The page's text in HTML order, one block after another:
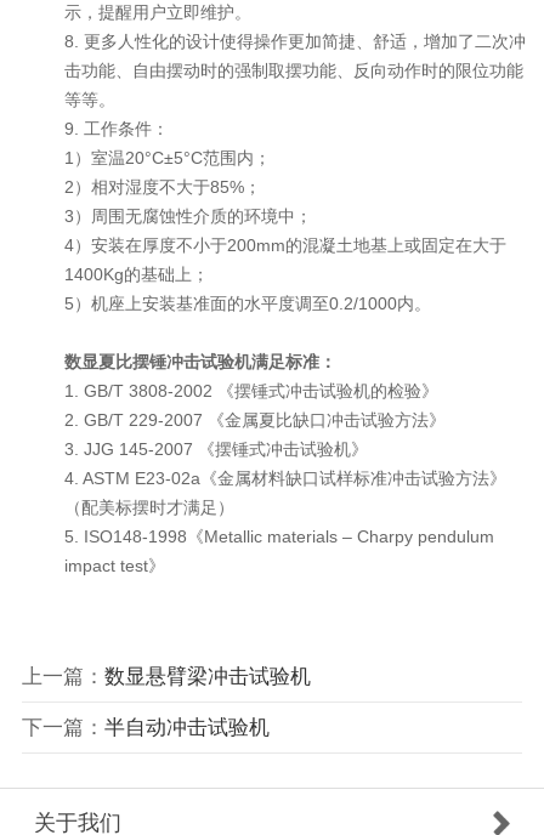
示，提醒用户立即维护。
8. 更多人性化的设计使得操作更加简捷、舒适，增加了二次冲
击功能、自由摆动时的强制取摆功能、反向动作时的限位功能
等等。
9. 工作条件：
1）室温20°C±5°C范围内；
2）相对湿度不大于85%；
3）周围无腐蚀性介质的环境中；
4）安装在厚度不小于200mm的混凝土地基上或固定在大于
1400Kg的基础上；
5）机座上安装基准面的水平度调至0.2/1000内。
数显夏比摆锤冲击试验机满足标准：
1. GB/T 3808-2002 《摆锤式冲击试验机的检验》
2. GB/T 229-2007 《金属夏比缺口冲击试验方法》
3. JJG 145-2007 《摆锤式冲击试验机》
4. ASTM E23-02a《金属材料缺口试样标准冲击试验方法》
（配美标摆时才满足）
5. ISO148-1998《Metallic materials – Charpy pendulum
impact test》
上一篇： 数显悬臂梁冲击试验机
下一篇： 半自动冲击试验机
关于我们